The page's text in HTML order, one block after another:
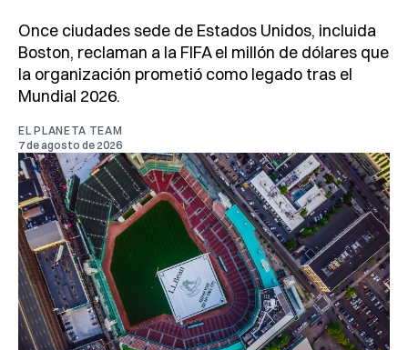
Once ciudades sede de Estados Unidos, incluida
Boston, reclaman a la FIFA el millón de dólares que
la organización prometió como legado tras el
Mundial 2026.
EL PLANETA TEAM
7 de agosto de 2026